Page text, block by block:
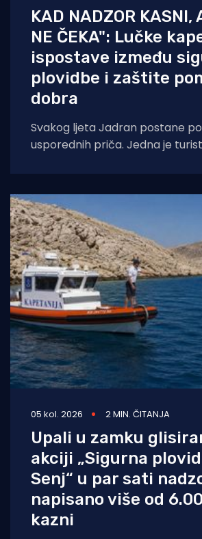
KAD NADZOR KASNI,
NE ČEKA": Lučke
ispostave između
plovidbe i zaštite
dobra
Svakog ljeta Jadran postane
usporednih priča. Jedna je
05 kol. 2026 2 MIN. ČITANJA
Upali u zamku
akciji „Sigurna
Senj“ u par sati
napisano više od
kazni